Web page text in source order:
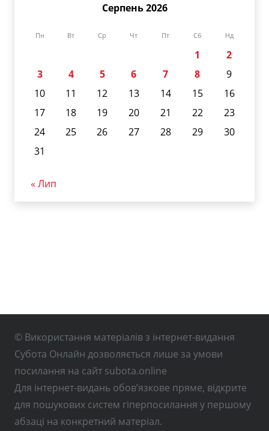
Серпень 2026
Пн Вт Ср Чт Пт Сб Нд
1
2
3
4 5 6 7 8
9
10
11 12 13 14 15
16
17
18 19 20 21 22
23
24
25 26 27 28 29
30
31
« Лип
© Використання матеріалів з інтернет-видання
Субота Онлайн дозволяється лише за умови
посилання на сайт subota.online
Для інтернет-видань обов’язкове пряме, відкрите
для пошукових систем гіперпосилання у першому
абзаці на конкретний матеріал.